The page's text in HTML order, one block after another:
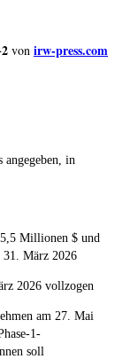
von irw-press.com
in
Millionen $ und
März 2026
2026 vollzogen
am 27. Mai
1-
soll